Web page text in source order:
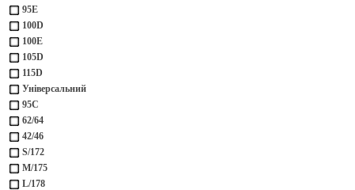
95Е
100D
100Е
105D
115D
Універсальний
95С
62/64
42/46
S/172
M/175
L/178